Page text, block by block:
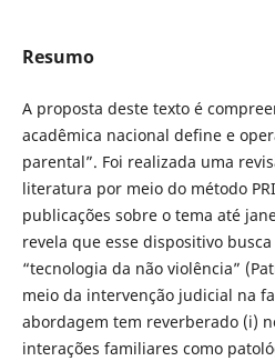
Resumo
A proposta deste texto é
acadêmica nacional define e
parental”. Foi realizada uma
literatura por meio do método
publicações sobre o tema até
revela que esse dispositivo
“tecnologia da não violência”
meio da intervenção judicial na
abordagem tem reverberado (i)
interações familiares como